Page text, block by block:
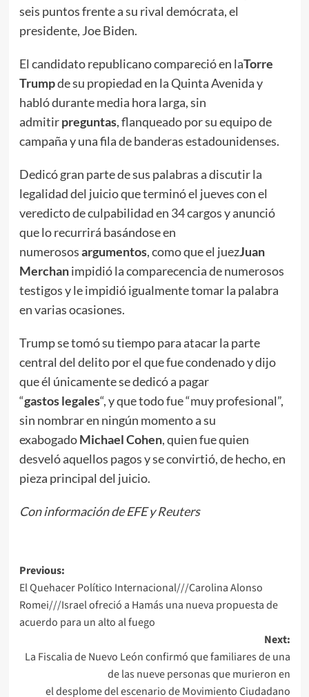
seis puntos frente a su rival demócrata, el
presidente, Joe Biden.
El candidato republicano compareció en laTorre
Trumpde su propiedad en la Quinta Avenida y
habló durante media hora larga, sin
admitirpreguntas, flanqueado por su equipo de
campaña y una fila de banderas estadounidenses.
Dedicó gran parte de sus palabras a discutir la
legalidad del juicio que terminó el jueves con el
veredicto de culpabilidad en 34 cargos y anunció
que lo recurrirá basándose en
numerososargumentos, como que el juezJuan
Merchanimpidió la comparecencia de numerosos
testigos y le impidió igualmente tomar la palabra
en varias ocasiones.
Trump se tomó su tiempo para atacar la parte
central del delito por el que fue condenado y dijo
que él únicamente se dedicó a pagar
“gastos legales“, y que todo fue “muy profesional”,
sin nombrar en ningún momento a su
exabogadoMichael Cohen, quien fue quien
desveló aquellos pagos y se convirtió, de hecho, en
pieza principal del juicio.
Con información de EFE y Reuters
Post
navigation
Previous:
El Quehacer Político Internacional///Carolina Alonso
Romei///Israel ofreció a Hamás una nueva propuesta de
acuerdo para un alto al fuego
Next:
La Fiscalia de Nuevo León confirmó que familiares de una
de las nueve personas que murieron en
el desplome del escenario de Movimiento Ciudadano